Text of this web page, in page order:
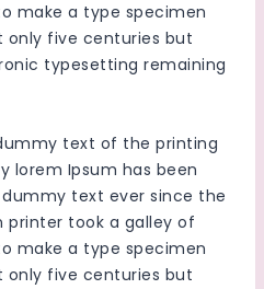
make a type specimen
only five centuries but
typesetting remaining
text of the printing
lorem Ipsum has been
text ever since the
printer took a galley of
make a type specimen
only five centuries but